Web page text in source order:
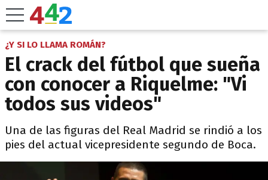
¿Y SI LO LLAMA ROMÁN?
El crack del fútbol que sueña
con conocer a Riquelme: "Vi
todos sus videos"
Una de las figuras del Real Madrid se rindió a los
pies del actual vicepresidente segundo de Boca.